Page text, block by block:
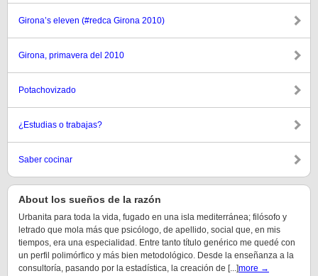
Girona’s eleven (#redca Girona 2010)
Girona, primavera del 2010
Potachovizado
¿Estudias o trabajas?
Saber cocinar
About los sueños de la razón
Urbanita para toda la vida, fugado en una isla mediterránea; filósofo y
letrado que mola más que psicólogo, de apellido, social que, en mis
tiempos, era una especialidad. Entre tanto título genérico me quedé con
un perfil polimórfico y más bien metodológico. Desde la enseñanza a la
consultoría, pasando por la estadística, la creación de [...]more →